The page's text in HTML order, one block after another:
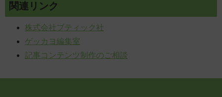
関連リンク
株式会社ブティック社
ゲッカヨ編集室
記事コンテンツ制作のご相談